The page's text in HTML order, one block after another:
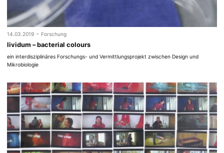
14.03.2019 - Forschung
lividum – bacterial colours
ein interdisziplinäres Forschungs- und Vermittlungsprojekt zwischen Design und
Mikrobiologie